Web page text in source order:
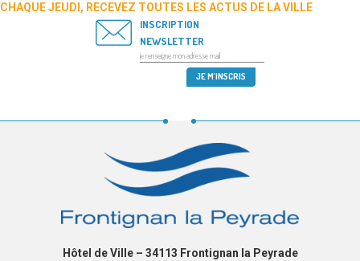
CHAQUE JEUDI, RECEVEZ TOUTES LES ACTUS DE LA VILLE
INSCRIPTION
NEWSLETTER
Hôtel de Ville – 34113 Frontignan la Peyrade